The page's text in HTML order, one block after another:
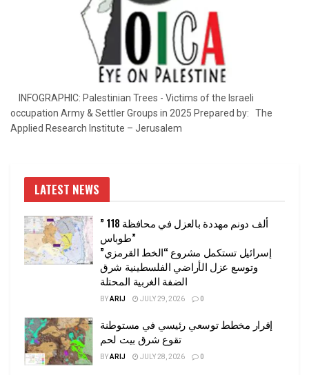
INFOGRAPHIC: Palestinian Trees - Victims of the Israeli
occupation Army & Settler Groups in 2025 Prepared by: The
Applied Research Institute – Jerusalem
LATEST NEWS
” 118 ألف دونم مهددة بالعزل في محافظة
طوباس”
إسرائيل تستكمل مشروع “الخط القرمزي”
وتوسع عزل الأراضي الفلسطينية شرق
الضفة الغربية المحتلة
BYARIJ JULY 29, 2026 0
إقرار مخطط توسعي رئيسي في مستوطنة
تقوع شرق بيت لحم
BYARIJ JULY 28, 2026 0